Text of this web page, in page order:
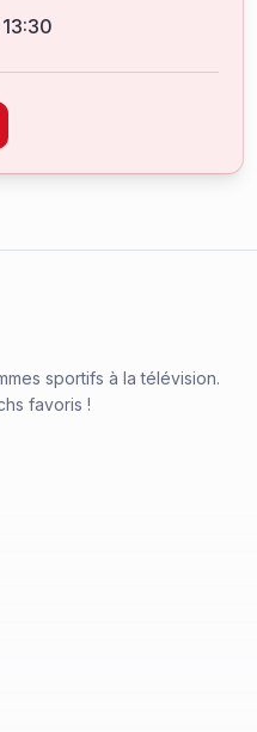
sportifs à la télévision.
favoris !